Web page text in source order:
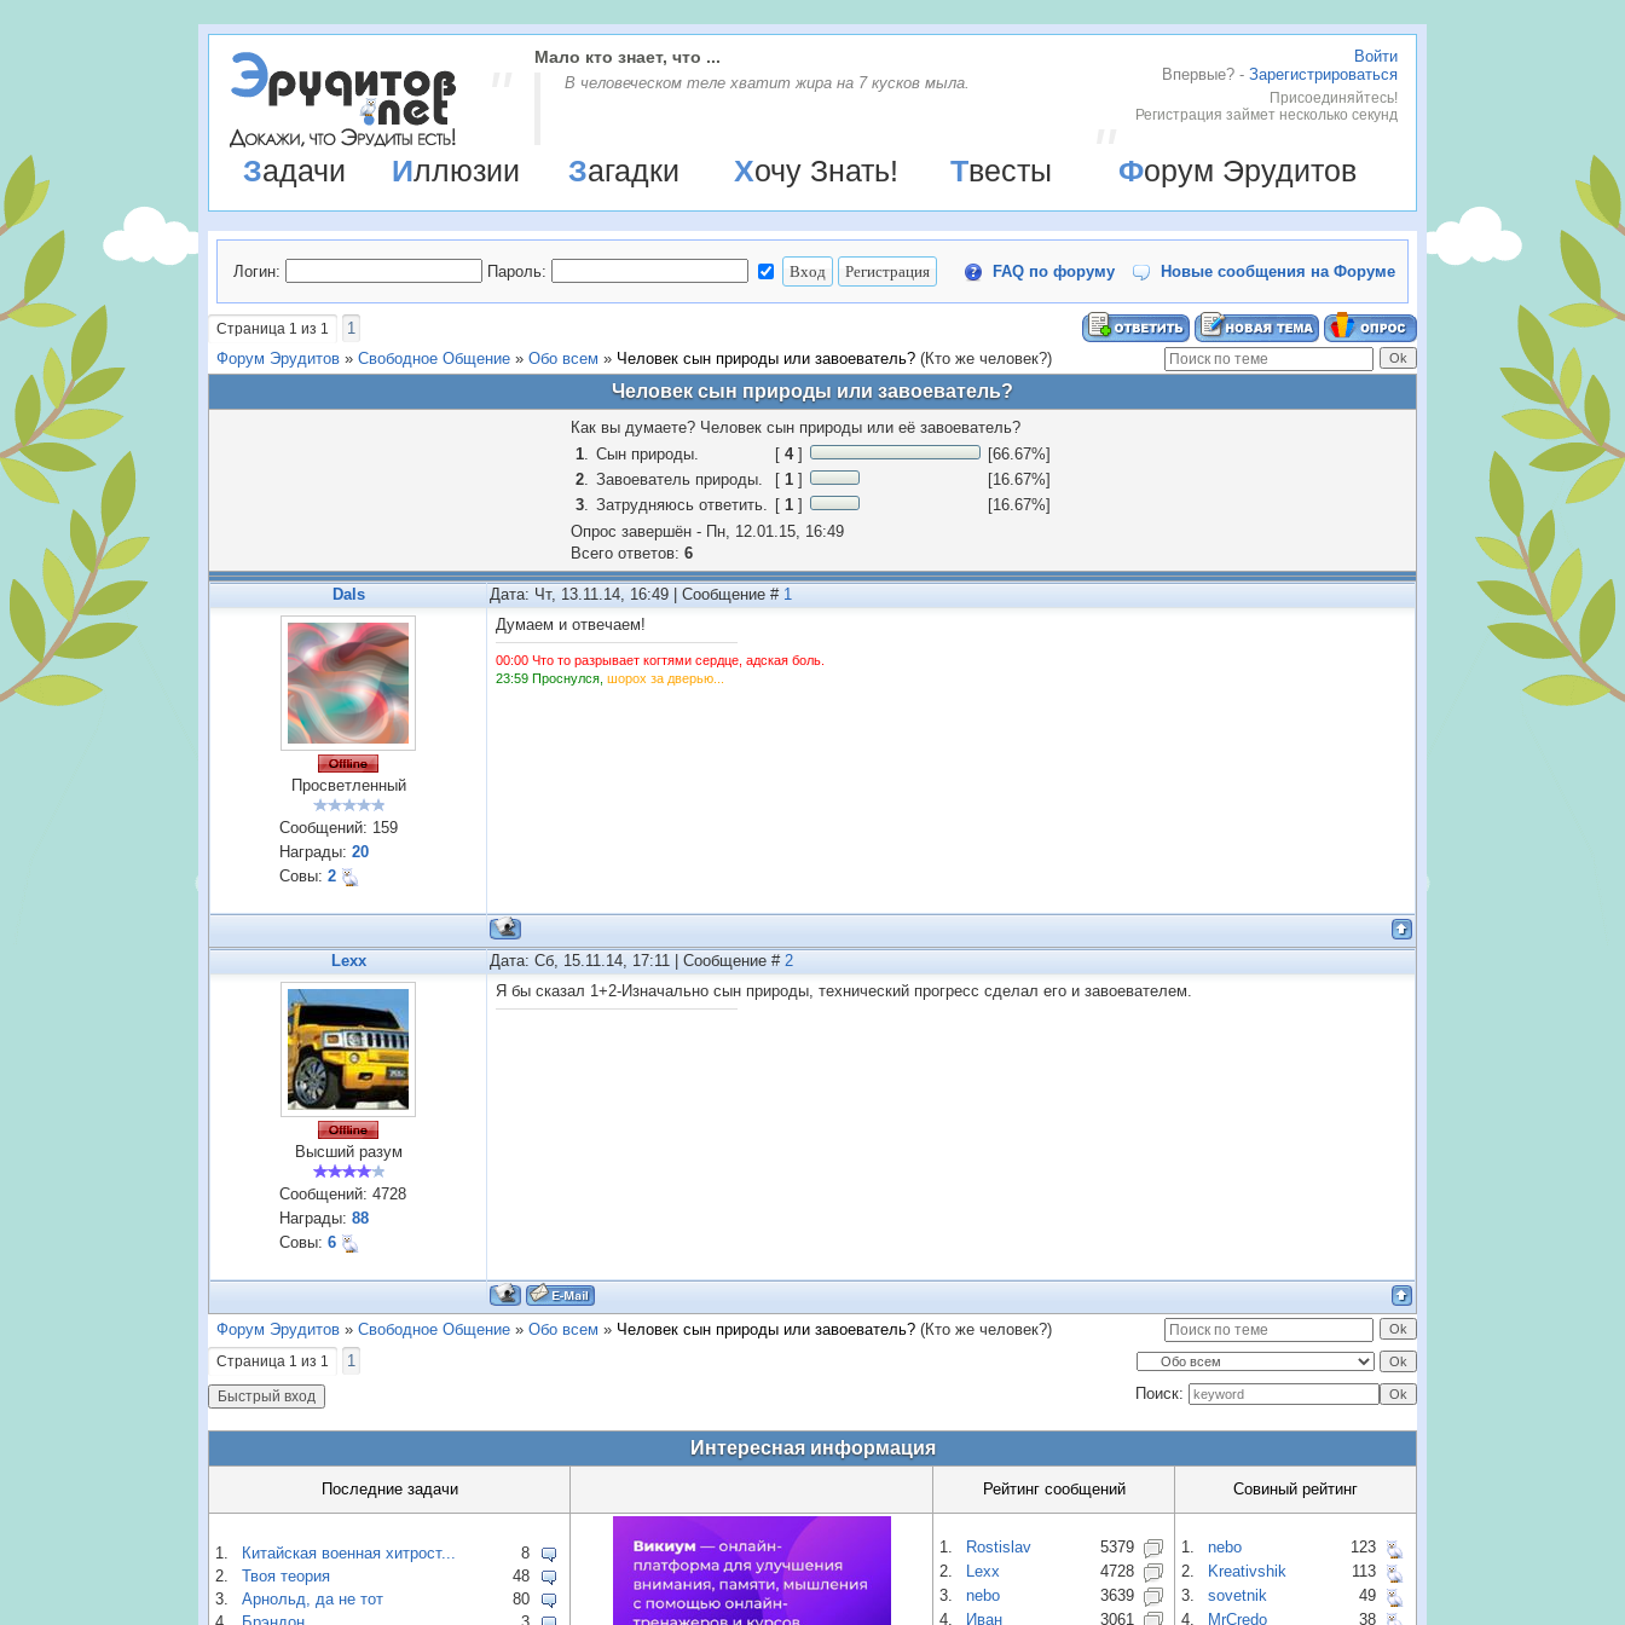
Войти
Впервые? - Зарегистрироваться
Присоединяйтесь!
Регистрация займет несколько секунд
Мало кто знает, что ...
В человеческом теле хватит жира на 7 кусков мыла.
Задачи Иллюзии Загадки Хочу Знать! Твесты Форум Эрудитов
Логин: Пароль: FAQ по форуму Новые сообщения на Форуме
Страница 1 из 1
1
Форум Эрудитов » Свободное Общение » Обо всем » Человек сын природы или завоеватель? (Кто же человек?)
Человек сын природы или завоеватель?
Как вы думаете? Человек сын природы или её завоеватель?
1. Сын природы. [ 4]
[66.67%]
2. Завоеватель природы. [ 1]
[16.67%]
3. Затрудняюсь ответить. [ 1]
[16.67%]
Опрос завершён - Пн, 12.01.15, 16:49
Всего ответов: 6
Dals Дата: Чт, 13.11.14, 16:49 | Сообщение # 1
Просветленный
Сообщений: 159
Награды: 20
Совы: 2
Думаем и отвечаем!
00:00 Что то разрывает когтями сердце, адская боль.
23:59 Проснулся, шорох за дверью...
Lexx Дата: Сб, 15.11.14, 17:11 | Сообщение # 2
Высший разум
Сообщений: 4728
Награды: 88
Совы: 6
Я бы сказал 1+2-Изначально сын природы, технический прогресс сделал его и завоевателем.
Форум Эрудитов » Свободное Общение » Обо всем » Человек сын природы или завоеватель? (Кто же человек?)
Страница 1 из 1
1
Поиск:
Интересная информация
Последние задачи Рейтинг сообщений Совиный рейтинг
1. Китайская военная хитрост...
8
2.
Твоя теория
48
3.
Арнольд, да не тот
80
1. Rostislav
5379
2.
Lexx
4728
3.
nebo
3639
4.
Иван 3061
1. nebo
123
2.
Kreativshik
113
3.
sovetnik
49
4.
MrCredo 38